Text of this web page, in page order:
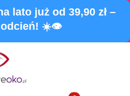
lato już od 39,90 zł –
odcień! ☀️👁️